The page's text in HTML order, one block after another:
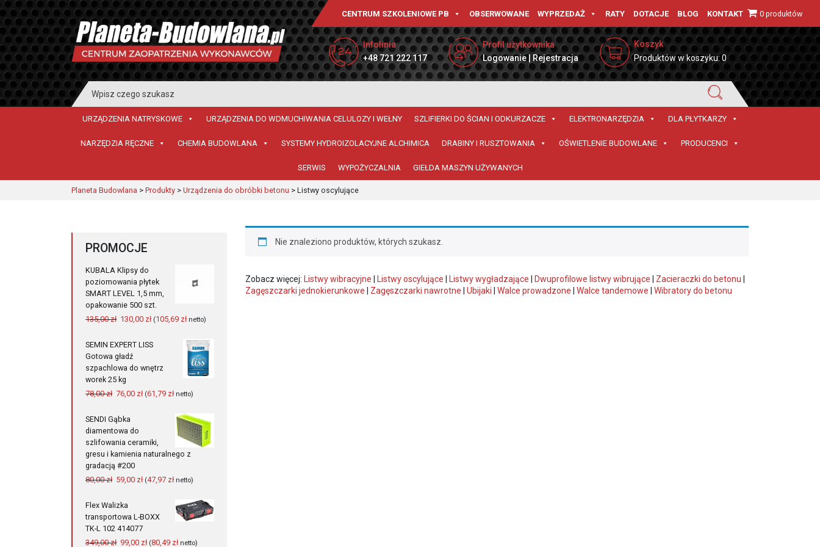
CENTRUM SZKOLENIOWE PB OBSERWOWANE WYPRZEDAŻ RATY DOTACJE BLOG KONTAKT 0 produktów
Infolinia
+48 721 222 117
Profil użytkownika
Logowanie | Rejestracja
Koszyk
Produktów w koszyku: 0
Search
for:
URZĄDZENIA NATRYSKOWE URZĄDZENIA DO WDMUCHIWANIA CELULOZY I WEŁNY SZLIFIERKI DO ŚCIAN I ODKURZACZE ELEKTRONARZĘDZIA DLA PŁYTKARZY
NARZĘDZIA RĘCZNE CHEMIA BUDOWLANA SYSTEMY HYDROIZOLACYJNE ALCHIMICA DRABINY I RUSZTOWANIA OŚWIETLENIE BUDOWLANE PRODUCENCI
SERWIS WYPOŻYCZALNIA GIEŁDA MASZYN UŻYWANYCH
Planeta Budowlana > Produkty > Urządzenia do obróbki betonu > Listwy oscylujące
Nie znaleziono produktów, których szukasz.
Zobacz więcej: Listwy wibracyjne | Listwy oscylujące | Listwy wygładzające | Dwuprofilowe listwy wibrujące | Zacieraczki do betonu |
Zagęszczarki jednokierunkowe | Zagęszczarki nawrotne | Ubijaki | Walce prowadzone | Walce tandemowe | Wibratory do betonu
PROMOCJE
KUBALA Klipsy do
poziomowania płytek
SMART LEVEL 1,5 mm,
opakowanie 500 szt.
135,00zł Pierwotna
wynosiła:
135,00 zł.
130,00 złAktualna
wynosi:
130,00 zł.
(105,69 złnetto)
SEMIN EXPERT LISS
Gotowa gładź
szpachlowa do wnętrz
worek 25 kg
78,00zł Pierwotna
wynosiła:
78,00 zł.
76,00 złAktualna
(61,79 złnetto)
SENDI Gąbka
diamentowa do
szlifowania ceramiki,
gresu i kamienia naturalnego z
gradacją #200
80,00zł Pierwotna
wynosiła:
80,00 zł.
59,00 złAktualna
59,00 zł.
(47,97 złnetto)
Flex Walizka
transportowa L-BOXX
TK-L 102 414077
349,00zł Pierwotna
99,00 złAktualna
(80,49 złnetto)